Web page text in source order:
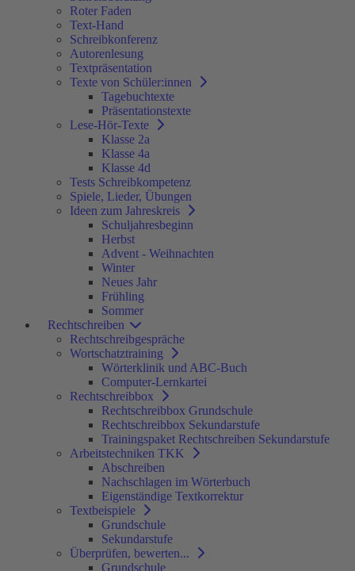
Roter Faden
Text-Hand
Schreibkonferenz
Autorenlesung
Textpräsentation
Texte von Schüler:innen
Tagebuchtexte
Präsentationstexte
Lese-Hör-Texte
Klasse 2a
Klasse 4a
Klasse 4d
Tests Schreibkompetenz
Spiele, Lieder, Übungen
Ideen zum Jahreskreis
Schuljahresbeginn
Herbst
Advent - Weihnachten
Winter
Neues Jahr
Frühling
Sommer
Rechtschreiben
Rechtschreibgespräche
Wortschatztraining
Wörterklinik und ABC-Buch
Computer-Lernkartei
Rechtschreibbox
Rechtschreibbox Grundschule
Rechtschreibbox Sekundarstufe
Trainingspaket Rechtschreiben Sekundarstufe
Arbeitstechniken TKK
Abschreiben
Nachschlagen im Wörterbuch
Eigenständige Textkorrektur
Textbeispiele
Grundschule
Sekundarstufe
Überprüfen, bewerten...
Grundschule